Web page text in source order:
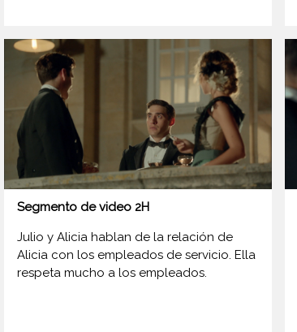
Segmento de video 2H
Julio y Alicia hablan de la relación de
Alicia con los empleados de servicio. Ella
respeta mucho a los empleados.